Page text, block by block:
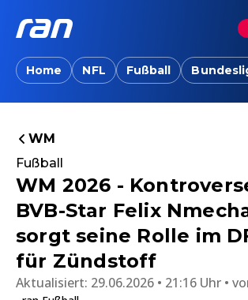
Home NFL Fußball
WM
Fußball
WM 2026 -
BVB-Star Felix
sorgt seine Rolle im
für Zündstoff
Aktualisiert: 29.06.2026 • 21:16 Uhr